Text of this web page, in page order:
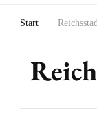
Start